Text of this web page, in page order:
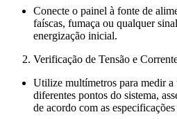
Conecte o painel à fonte de
faíscas, fumaça ou qualquer
energização inicial.
Verificação de Tensão e
Utilize multímetros para medir a
diferentes pontos do sistema,
de acordo com as